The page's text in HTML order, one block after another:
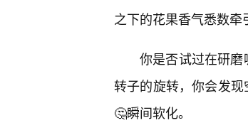
之下的花果香气悉数牵
你是否试过在研
转子的旋转，你会发
🤔瞬间软化。